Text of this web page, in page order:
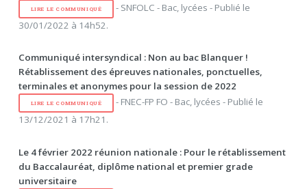
LIRE LE COMMUNIQUÉ
- SNFOLC - Bac, lycées - Publié le
30/01/2022 à 14h52.
Communiqué intersyndical : Non au bac Blanquer !
Rétablissement des épreuves nationales, ponctuelles,
terminales et anonymes pour la session de 2022
LIRE LE COMMUNIQUÉ
- FNEC-FP FO - Bac, lycées - Publié le
13/12/2021 à 17h21.
Le 4 février 2022 réunion nationale : Pour le rétablissement
du Baccalauréat, diplôme national et premier grade
universitaire